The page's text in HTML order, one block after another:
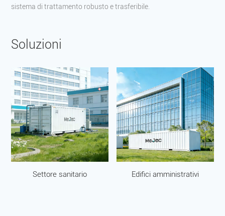
sistema di trattamento robusto e trasferibile.
Soluzioni
Settore sanitario Edifici amministrativi